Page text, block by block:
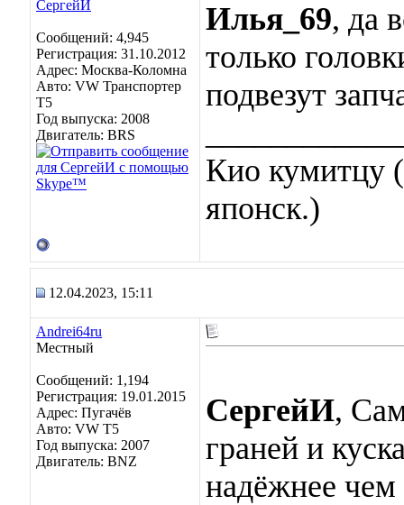
Сообщений: 4,945
Регистрация: 31.10.2012
Адрес: Москва-Коломна
Авто: VW Транспортер
Т5
Год выпуска: 2008
Двигатель: BRS
Илья_69, да
только
подвезут
Кио кумитцу
японск.)
12.04.2023, 15:11
Andrei64ru
Местный
Сообщений: 1,194
Регистрация: 19.01.2015
Адрес: Пугачёв
Авто: VW T5
Год выпуска: 2007
Двигатель: BNZ
СергейИ,
граней и
надёжнее чем